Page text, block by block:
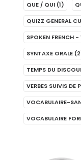
QUE / QUI (1)
QUIZZ GENERAL
SPOKEN FRENCH -
SYNTAXE ORALE
TEMPS DU
VERBES SUIVIS DE
VOCABULAIRE-
VOCABULAIRE